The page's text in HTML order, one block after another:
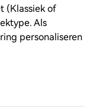
(Klassiek of
Als
personaliseren